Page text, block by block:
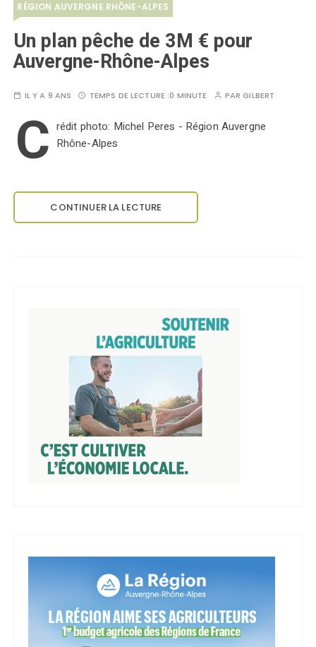
RÉGION AUVERGNE RHÔNE-ALPES
Un plan pêche de 3M € pour
Auvergne-Rhône-Alpes
IL Y A 9 ANS TEMPS DE LECTURE :0 MINUTE PARGILBERT
C rédit photo: Michel Peres - Région Auvergne
Rhône-Alpes
CONTINUER LA LECTURE